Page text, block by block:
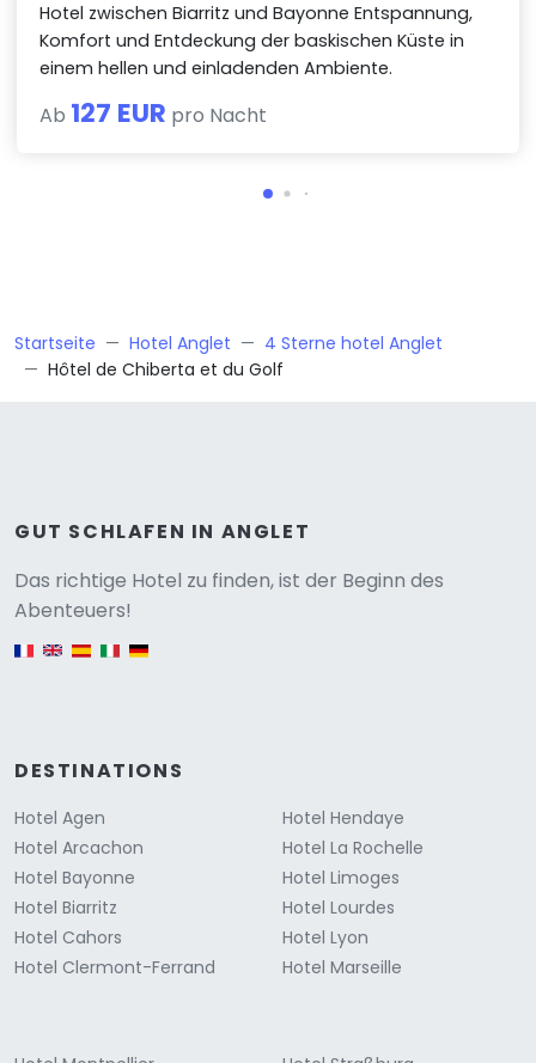
Hotel zwischen Biarritz und Bayonne Entspannung,
Komfort und Entdeckung der baskischen Küste in
einem hellen und einladenden Ambiente.
Ab 127 EUR pro Nacht
Startseite Hotel Anglet
4 Sterne hotel Anglet
Hôtel de Chiberta et du Golf
GUT SCHLAFEN IN ANGLET
Das richtige Hotel zu finden, ist der Beginn des
Abenteuers!
English version
DESTINATIONS
Hotel Agen
Hotel Arcachon
Hotel Bayonne
Hotel Biarritz
Hotel Cahors
Hotel Clermont-Ferrand
Hotel Hendaye
Hotel La Rochelle
Hotel Limoges
Hotel Lourdes
Hotel Lyon
Hotel Marseille